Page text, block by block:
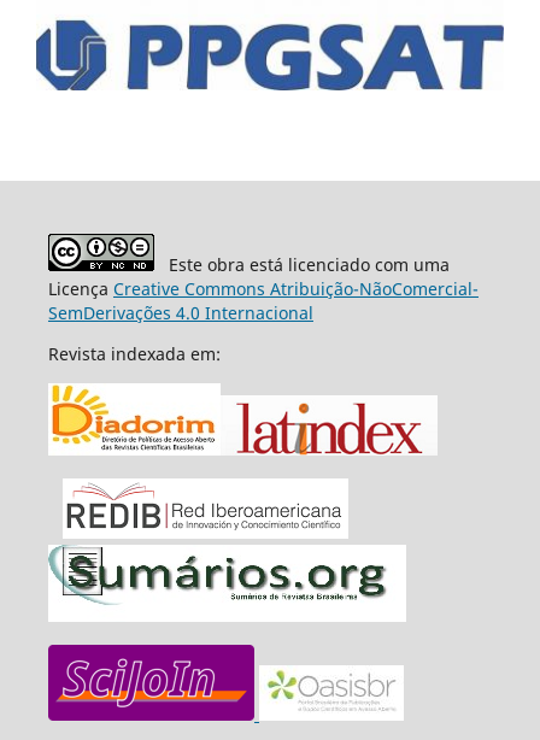
Este obra está licenciado com uma
Licença Creative Commons Atribuição-NãoComercial-
SemDerivações 4.0 Internacional
Revista indexada em: